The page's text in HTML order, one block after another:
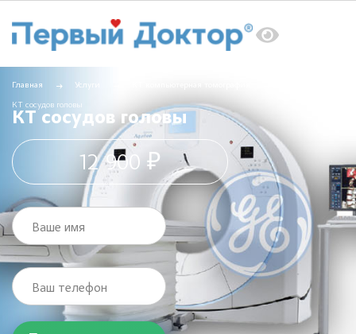
Главная Услуги
КТ сосудов головы
КТ сосудов головы
12 900 ₽
Ваше имя
Ваш телефон